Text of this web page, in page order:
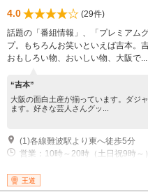
4.0
(29件)
話題の「番組情報」、「プレミアム
プ。もちろんお笑いといえば吉本。
おもしろい物、おいしい物、大阪で...
“吉本”
大阪の面白土産が揃っています。ダジ
ます。好きな芸人さんグッ...
(1)各線難波駅より東へ徒歩5分
営業：10時～20時（土日祝9時～
王道